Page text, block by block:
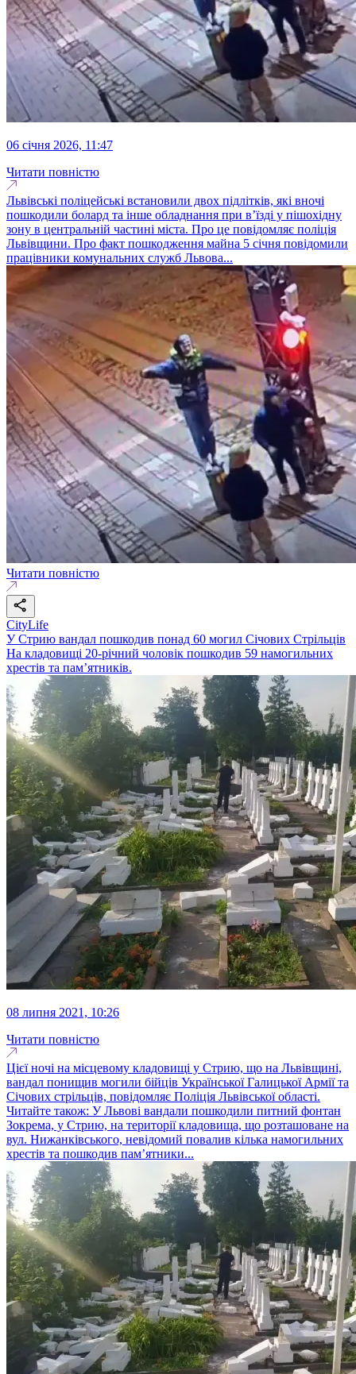
06 січня 2026, 11:47
Читати повністю
Львівські поліцейські встановили двох підлітків, які вночі
пошкодили болард та інше обладнання при в’їзді у пішохідну
зону в центральній частині міста. Про це повідомляє поліція
Львівщини. Про факт пошкодження майна 5 січня повідомили
працівники комунальних служб Львова...
Читати повністю
CityLife
У Стрию вандал пошкодив понад 60 могил Січових Стрільців
На кладовищі 20-річний чоловік пошкодив 59 намогильних
хрестів та пам’ятників.
08 липня 2021, 10:26
Читати повністю
Цієї ночі на місцевому кладовищі у Стрию, що на Львівщині,
вандал понищив могили бійців Української Галицької Армії та
Січових стрільців, повідомляє Поліція Львівської області.
Читайте також: У Львові вандали пошкодили питний фонтан
Зокрема, у Стрию, на території кладовища, що розташоване на
вул. Нижанківського, невідомий повалив кілька намогильних
хрестів та пошкодив пам’ятники...